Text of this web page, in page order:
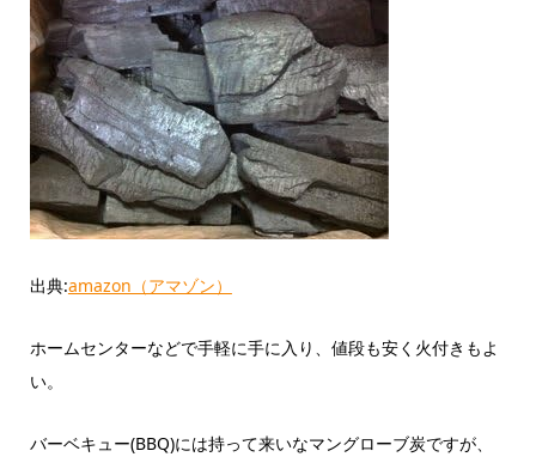
出典:amazon（アマゾン）
ホームセンターなどで手軽に手に入り、値段も安く火付きもよ
い。
バーベキュー(BBQ)には持って来いなマングローブ炭ですが、